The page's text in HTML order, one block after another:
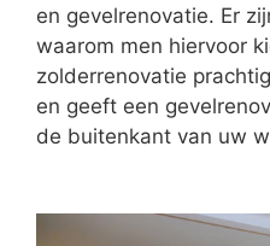
en gevelrenovatie. Er
waarom men hiervoor
zolderrenovatie
en geeft een
de buitenkant van uw